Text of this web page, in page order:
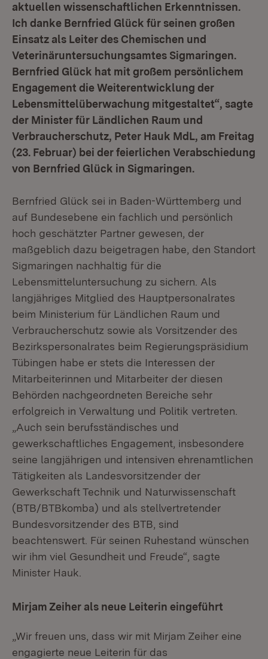
aktuellen wissenschaftlichen Erkenntnissen.
Ich danke Bernfried Glück für seinen großen
Einsatz als Leiter des Chemischen und
Veterinäruntersuchungsamtes Sigmaringen.
Bernfried Glück hat mit großem persönlichem
Engagement die Weiterentwicklung der
Lebensmittelüberwachung mitgestaltet“, sagte
der Minister für Ländlichen Raum und
Verbraucherschutz, Peter Hauk MdL, am Freitag
(23. Februar) bei der feierlichen Verabschiedung
von Bernfried Glück in Sigmaringen.
Bernfried Glück sei in Baden-Württemberg und
auf Bundesebene ein fachlich und persönlich
hoch geschätzter Partner gewesen, der
maßgeblich dazu beigetragen habe, den Standort
Sigmaringen nachhaltig für die
Lebensmitteluntersuchung zu sichern. Als
langjähriges Mitglied des Hauptpersonalrates
beim Ministerium für Ländlichen Raum und
Verbraucherschutz sowie als Vorsitzender des
Bezirkspersonalrates beim Regierungspräsidium
Tübingen habe er stets die Interessen der
Mitarbeiterinnen und Mitarbeiter der diesen
Behörden nachgeordneten Bereiche sehr
erfolgreich in Verwaltung und Politik vertreten.
„Auch sein berufsständisches und
gewerkschaftliches Engagement, insbesondere
seine langjährigen und intensiven ehrenamtlichen
Tätigkeiten als Landesvorsitzender der
Gewerkschaft Technik und Naturwissenschaft
(BTB/BTBkomba) und als stellvertretender
Bundesvorsitzender des BTB, sind
beachtenswert. Für seinen Ruhestand wünschen
wir ihm viel Gesundheit und Freude“, sagte
Minister Hauk.
Mirjam Zeiher als neue Leiterin eingeführt
„Wir freuen uns, dass wir mit Mirjam Zeiher eine
engagierte neue Leiterin für das